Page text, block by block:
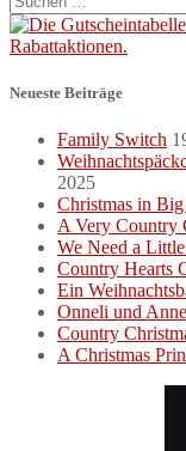
nach:
Neueste Beiträge
Family Switch
2025
Christmas in
A Very Country
We Need a
Country Hearts
Ein
Onneli und
Country
A Christmas